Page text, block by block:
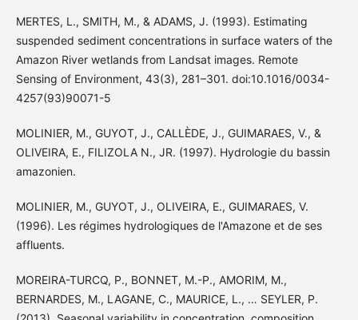
MERTES, L., SMITH, M., & ADAMS, J. (1993). Estimating
suspended sediment concentrations in surface waters of the
Amazon River wetlands from Landsat images. Remote
Sensing of Environment, 43(3), 281–301. doi:10.1016/0034-
4257(93)90071-5
MOLINIER, M., GUYOT, J., CALLÈDE, J., GUIMARAES, V., &
OLIVEIRA, E., FILIZOLA N., JR. (1997). Hydrologie du bassin
amazonien.
MOLINIER, M., GUYOT, J., OLIVEIRA, E., GUIMARAES, V.
(1996). Les régimes hydrologiques de l'Amazone et de ses
affluents.
MOREIRA-TURCQ, P., BONNET, M.-P., AMORIM, M.,
BERNARDES, M., LAGANE, C., MAURICE, L., … SEYLER, P.